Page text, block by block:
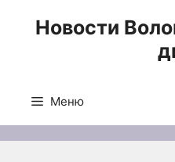
Новости
Меню